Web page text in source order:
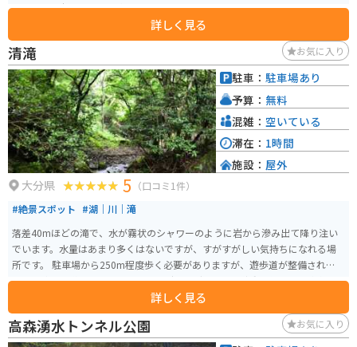
います。熊本のおいしい水の代表です。
詳しく見る
清滝 お気に入り
大分県 5 （口コミ1件）
#絶景スポット #湖｜川｜滝
落差40mほどの滝で、水が霧状のシャワーのように岩から滲み出て降り注い
でいます。水量はあまり多くはないですが、すがすがしい気持ちになれる場
所です。 駐車場から250m程度歩く必要がありますが、遊歩道が整備されてい
るので険しい道ではないです。ライディングブーツで移動可能です。飲泉場も
詳しく見る
駐車： 駐車場あり
予算： 無料
混雑： 空いている
滞在： 1時間
施設： 屋外
高森湧水トンネル公園 お気に入り